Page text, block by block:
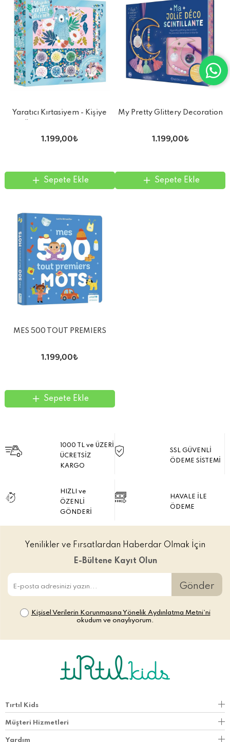
Yaratıcı Kırtasiyem - Kişiye
1.199,00₺
Sepete Ekle
My Pretty Glittery Decoration
1.199,00₺
Sepete Ekle
MES 500 TOUT PREMIERS
1.199,00₺
Sepete Ekle
1000 TL ve ÜZERİ
ÜCRETSİZ
KARGO
SSL GÜVENLİ
ÖDEME SİSTEMİ
HIZLI ve
ÖZENLİ
GÖNDERİ
HAVALE İLE
ÖDEME
Yenilikler ve Fırsatlardan Haberdar Olmak İçin
E-Bültene Kayıt Olun
Gönder
Kişisel Verilerin Korunmasına Yönelik Aydınlatma Metni’ni
okudum ve onaylıyorum.
Tırtıl Kids
Müşteri Hizmetleri
Yardım